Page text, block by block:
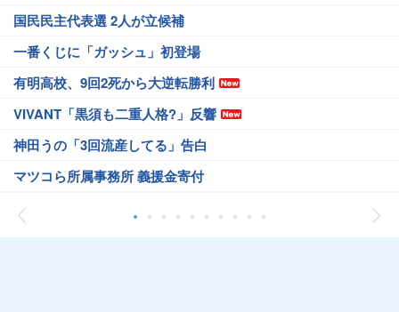
国民民主代表選 2人が立候補
一番くじに「ガッシュ」初登場
有明高校、9回2死から大逆転勝利
VIVANT「黒須も二重人格?」反響
神田うの「3回流産してる」告白
マツコら所属事務所 義援金寄付